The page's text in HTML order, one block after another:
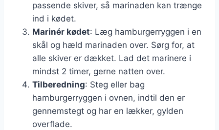
passende skiver, så marinaden kan trænge
ind i kødet.
Marinér kødet: Læg hamburgerryggen i en
skål og hæld marinaden over. Sørg for, at
alle skiver er dækket. Lad det marinere i
mindst 2 timer, gerne natten over.
Tilberedning: Steg eller bag
hamburgerryggen i ovnen, indtil den er
gennemstegt og har en lækker, gylden
overflade.